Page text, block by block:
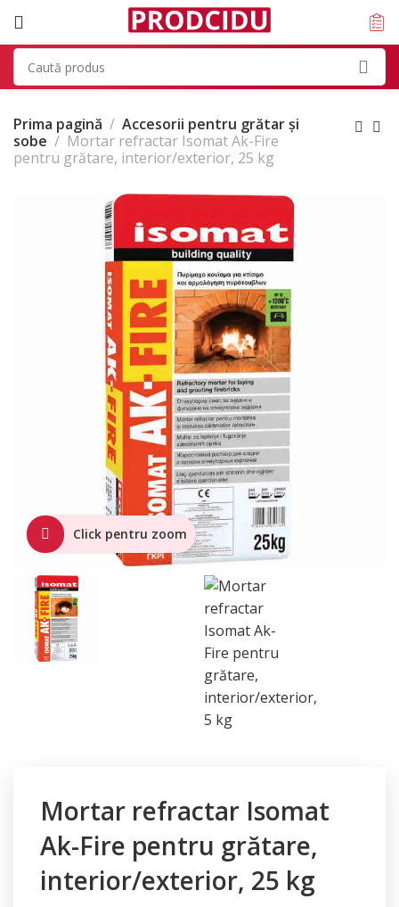
Prima pagină
Accesorii pentru grătar și
sobe
Mortar refractar Isomat Ak-Fire
pentru grătare, interior/exterior, 25 kg
Click pentru zoom
Mortar refractar Isomat
Ak-Fire pentru grătare,
interior/exterior, 25 kg